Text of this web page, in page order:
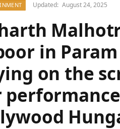
Updated: August 24, 2025
in
on the